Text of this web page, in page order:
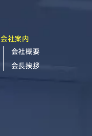
会社案内
会社概要
会長挨拶